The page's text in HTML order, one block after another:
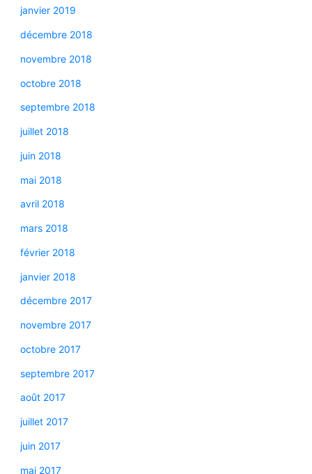
janvier 2019
décembre 2018
novembre 2018
octobre 2018
septembre 2018
juillet 2018
juin 2018
mai 2018
avril 2018
mars 2018
février 2018
janvier 2018
décembre 2017
novembre 2017
octobre 2017
septembre 2017
août 2017
juillet 2017
juin 2017
mai 2017